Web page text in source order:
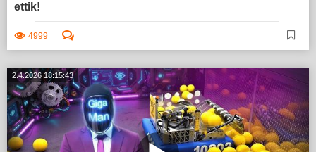
ettik!
4999
2.4.2026 18:15:43